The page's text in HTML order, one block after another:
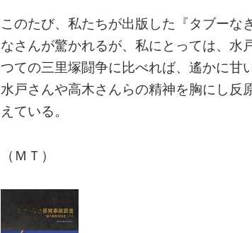
このたび、私たちが出版した『タブーな
なさんが驚かれるが、私にとっては、水
つての三里塚闘争に比べれば、遙かに甘
水戸さんや高木さんらの精神を胸にし反
えている。
（ＭＴ）